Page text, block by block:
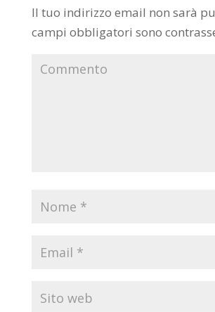
Il tuo indirizzo email non sarà
campi obbligatori sono